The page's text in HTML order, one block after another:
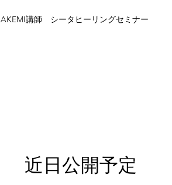
AKEMI講師 シータヒーリングセミナー
近日公開予定